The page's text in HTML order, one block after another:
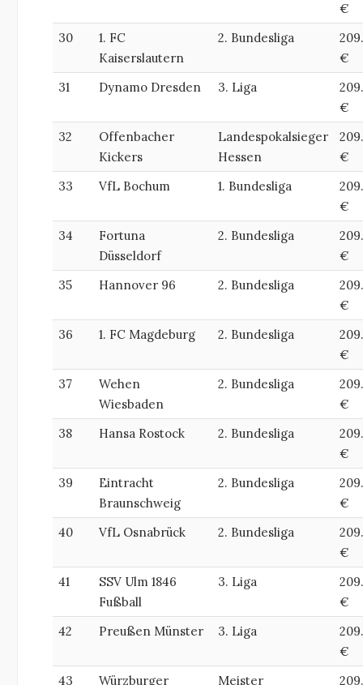
€
30
1. FC
Kaiserslautern
2. Bundesliga
€
31
Dynamo Dresden 3. Liga
€
32
Offenbacher
Kickers
Landespokalsieger
Hessen
€
33
VfL Bochum 1. Bundesliga
€
34
Fortuna
Düsseldorf
2. Bundesliga
€
35
Hannover 96 2. Bundesliga
€
36
1. FC Magdeburg 2. Bundesliga
€
37
Wehen
Wiesbaden
2. Bundesliga
€
38
Hansa Rostock 2. Bundesliga
€
39
Eintracht
Braunschweig
2. Bundesliga
€
40
VfL Osnabrück 2. Bundesliga
€
41
SSV Ulm 1846
Fußball
3. Liga
€
42
Preußen Münster 3. Liga
€
43
Würzburger
Meister